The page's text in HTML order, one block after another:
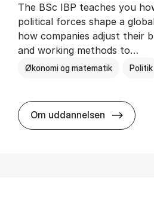
The BSc IBP teaches you
political forces shape a
how companies adjust their
and working methods to…
Økonomi og matematik Politik
Om uddannelsen BSc in